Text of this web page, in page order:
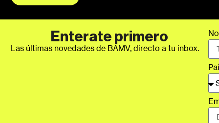
Enterate primero
Las últimas novedades de BAMV, directo a tu inbox.